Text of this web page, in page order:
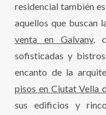
residencial también
aquellos que buscan
venta en Galvany,
sofisticadas y
encanto de la
pisos en Ciutat Vella
sus edificios y